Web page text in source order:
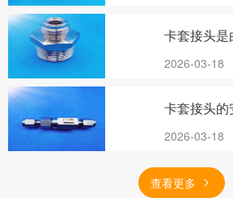
卡套接头
2026-03-18
卡套接头
2026-03-18
查看更多